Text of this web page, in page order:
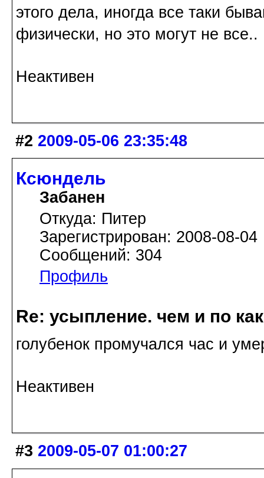
этого дела, иногда все таки
физически, но это могут не все..
Неактивен
#2 2009-05-06 23:35:48
Ксюндель
Забанен
Откуда: Питер
Зарегистрирован: 2008-08-04
Сообщений: 304
Профиль
Re: усыпление. чем и по
голубенок промучался час и
Неактивен
#3 2009-05-07 01:00:27